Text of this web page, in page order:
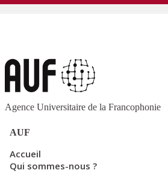
Agence Universitaire de la Francophonie
AUF
Accueil
Qui sommes-nous ?